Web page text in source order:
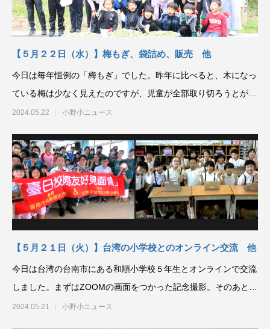
【５月２２日（水）】梅もぎ、袋詰め、販売 他
今日は毎年恒例の「梅もぎ」でした。昨年に比べると、木になっ
ている梅は少なく見えたのですが、児童が全部取り切ろうとがん
ばって１００キロ以上の収
2024.05.22 小野小ニュース
【５月２１日（火）】台湾の小学校とのオンライン交流 他
今日は台湾の台南市にある和順小学校５年生とオンラインで交流
しました。まずはZOOMの画面をつかった記念撮影。そのあと、
小野小の紹介を
2024.05.21 小野小ニュース